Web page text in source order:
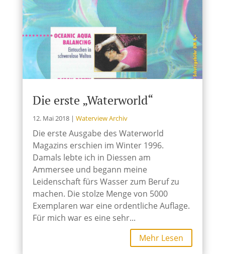
Die erste „Waterworld“
12. Mai 2018| Waterview Archiv
Die erste Ausgabe des Waterworld
Magazins erschien im Winter 1996.
Damals lebte ich in Diessen am
Ammersee und begann meine
Leidenschaft fürs Wasser zum Beruf zu
machen. Die stolze Menge von 5000
Exemplaren war eine ordentliche Auflage.
Für mich war es eine sehr...
Mehr Lesen